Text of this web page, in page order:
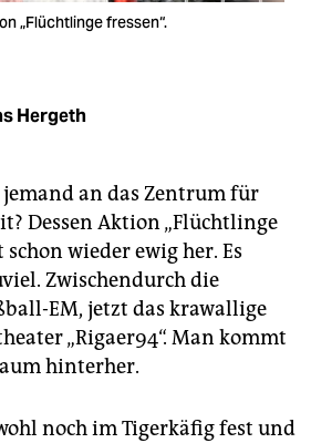
„Flüchtlinge fressen“.
Hergeth
an das Zentrum für
Dessen Aktion „Flüchtlinge
wieder ewig her. Es
Zwischendurch die
EM, jetzt das krawallige
„Rigaer94“. Man kommt
hinterher.
noch im Tigerkäfig fest und